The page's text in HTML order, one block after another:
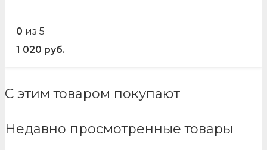
0 из 5
1 020 руб.
С этим товаром покупают
Недавно просмотренные товары